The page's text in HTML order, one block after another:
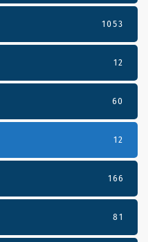
1053
12
60
12
166
81